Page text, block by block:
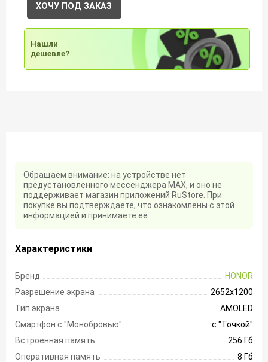
ХОЧУ ПОД ЗАКАЗ
Нашли
дешевле?
Обращаем внимание: на устройстве нет
предустановленного мессенджера MAX, и оно не
поддерживает магазин приложений RuStore. При
покупке вы подтверждаете, что ознакомлены с этой
информацией и принимаете её.
Характеристики
Бренд
HONOR
Разрешение экрана
2652х1200
Тип экрана
AMOLED
Смартфон с "Монобровью"
с "Точкой"
Встроенная память
256 Гб
Оперативная память
8 Гб